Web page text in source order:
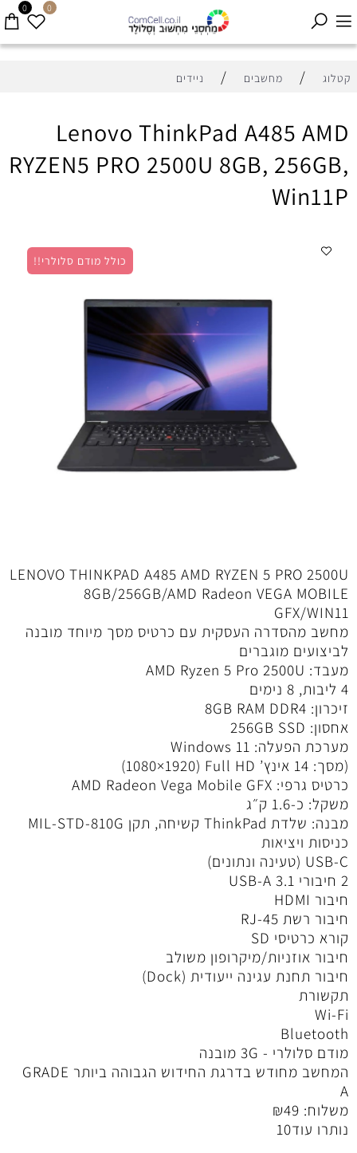
0 0
קטלוג / מחשבים / ניידים
Lenovo ThinkPad A485 AMD
RYZEN5 PRO 2500U 8GB, 256GB,
Win11P
כולל מודם סלולרי!!
LENOVO THINKPAD A485 AMD RYZEN 5 PRO 2500U
8GB/256GB/AMD Radeon VEGA MOBILE
GFX/WIN11
מחשב מהסדרה העסקית עם כרטיס מסך מיוחד מובנה
לביצועים מוגברים
מעבד: AMD Ryzen 5 Pro 2500U
4 ליבות, 8 נימים
זיכרון: 8GB RAM DDR4
אחסון: 256GB SSD
מערכת הפעלה: Windows 11
(מסך: 14 אינץ’ Full HD ‏(1920×1080)
כרטיס גרפי: AMD Radeon Vega Mobile GFX
משקל: כ‑1.6 ק״ג
מבנה: שלדת ThinkPad קשיחה, תקן MIL‑STD‑810G
כניסות ויציאות
USB‑C (טעינה ונתונים)
2 חיבורי USB‑A 3.1
חיבור HDMI
חיבור רשת RJ‑45
קורא כרטיסי SD
חיבור אוזניות/מיקרופון משולב
חיבור תחנת עגינה ייעודית (Dock)
תקשורת
Wi‑Fi
Bluetooth
מודם סלולרי - 3G מובנה
המחשב מחודש בדרגת החידוש הגבוהה ביותר GRADE
A
משלוח:
₪49
נותרו עוד10